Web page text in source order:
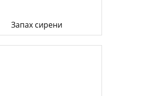
Запах сирени